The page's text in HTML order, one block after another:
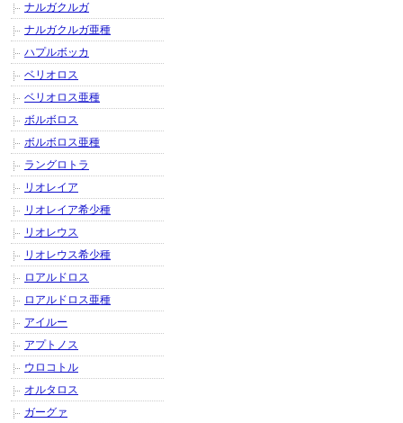
ナルガクルガ
ナルガクルガ亜種
ハプルボッカ
ベリオロス
ベリオロス亜種
ボルボロス
ボルボロス亜種
ラングロトラ
リオレイア
リオレイア希少種
リオレウス
リオレウス希少種
ロアルドロス
ロアルドロス亜種
アイルー
アプトノス
ウロコトル
オルタロス
ガーグァ